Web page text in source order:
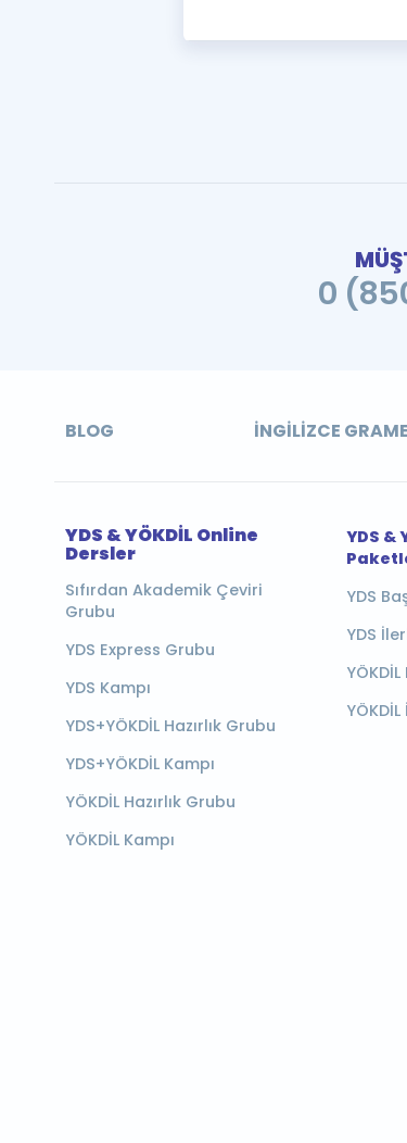
0
BLOG İNGILIZCE
YDS & YÖKDİL Online
Dersler
Sıfırdan Akademik Çeviri
Grubu
YDS Express Grubu
YDS Kampı
YDS+YÖKDİL Hazırlık Grubu
YDS+YÖKDİL Kampı
YÖKDİL Hazırlık Grubu
YÖKDİL Kampı
YDS &
YDS
YDS